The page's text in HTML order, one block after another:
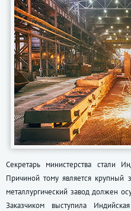
Секретарь министерства стали
Причиной тому является крупный
металлургический завод должен
Заказчиком выступила